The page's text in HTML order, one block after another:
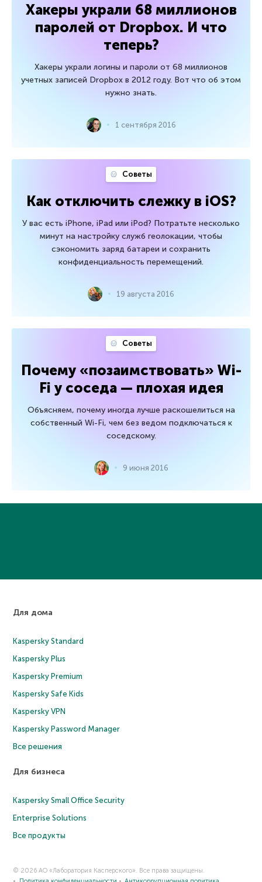
Хакеры украли 68 миллионов
паролей от Dropbox. И что
теперь?
Хакеры украли логины и пароли от 68 миллионов
учетных записей Dropbox в 2012 году. Вот что об этом
нужно знать.
1 сентября 2016
Советы
Как отключить слежку в iOS?
У вас есть iPhone, iPad или iPod? Потратьте несколько
минут на настройку служб геолокации, чтобы
сэкономить заряд батареи и сохранить
конфиденциальность перемещений.
19 августа 2016
Советы
Почему «позаимствовать» Wi-
Fi у соседа — плохая идея
Объясняем, почему иногда лучше раскошелиться на
собственный Wi-Fi, чем без ведом подключаться к
соседскому.
9 июня 2016
Для дома
Kaspersky Standard
Kaspersky Plus
Kaspersky Premium
Kaspersky Safe Kids
Kaspersky VPN
Kaspersky Password Manager
Все решения
Для бизнеса
Kaspersky Small Office Security
Enterprise Solutions
Все продукты
© 2026 АО «Лаборатория Касперского». Все права защищены.